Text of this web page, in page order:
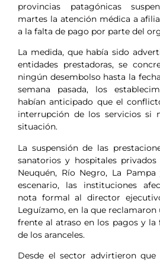
provincias patagónicas
martes la atención médica a
a la falta de pago por parte del
La medida, que había sido
entidades prestadoras, se
ningún desembolso hasta la
semana pasada, los
habían anticipado que el
interrupción de los servicios si
situación.
La suspensión de las
sanatorios y hospitales
Neuquén, Río Negro, La
escenario, las instituciones
nota formal al director
Leguízamo, en la que
frente al atraso en los pagos y la
de los aranceles.
Desde el sector advirtieron